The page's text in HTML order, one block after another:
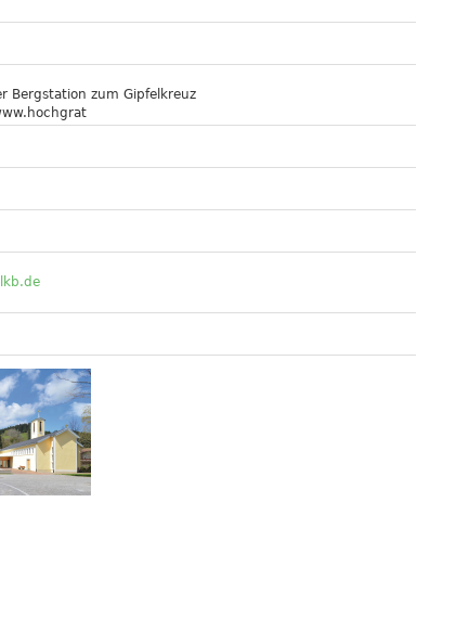
Bergstation zum Gipfelkreuz